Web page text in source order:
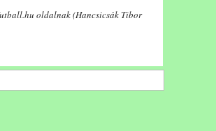
oldalnak (Hancsicsák Tibor